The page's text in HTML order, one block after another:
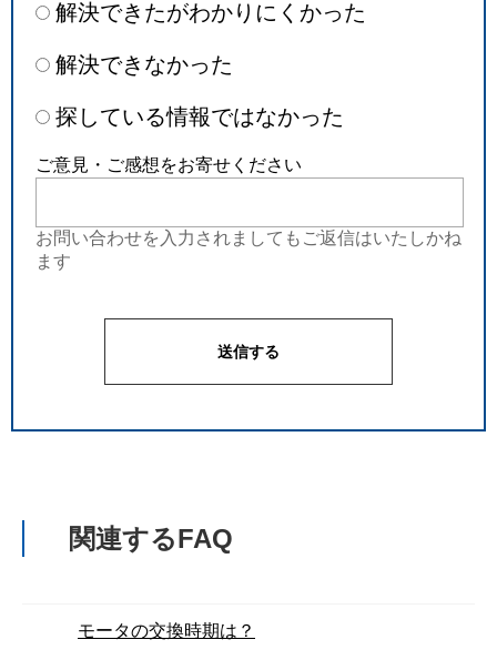
解決できたがわかりにくかった
解決できなかった
探している情報ではなかった
ご意見・ご感想をお寄せください
お問い合わせを入力されましてもご返信はいたしかね
ます
関連するFAQ
モータの交換時期は？